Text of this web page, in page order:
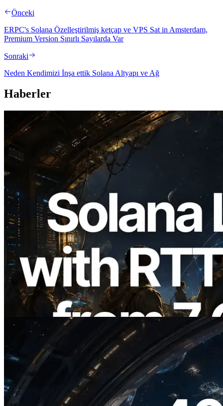
Önceki
ERPC's Solana Özelleştirilmiş ketçap ve VPS Sat in Amsterdam,
Premium Version Sınırlı Sayılarda Var
Sonraki
Neden Kendimizi İnşa ettik Solana Altyapı ve Ağ
Haberler
2026.08.05
ERPC, Solana Leader Slot API'yi 7
küresel bölgeden ping ölçümüyle
genişletti — Validators Information API
de yayında
Bu makaleyi oku